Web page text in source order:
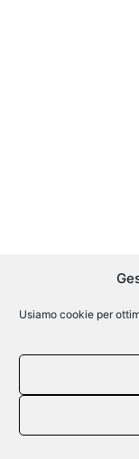
Usiamo cookie per